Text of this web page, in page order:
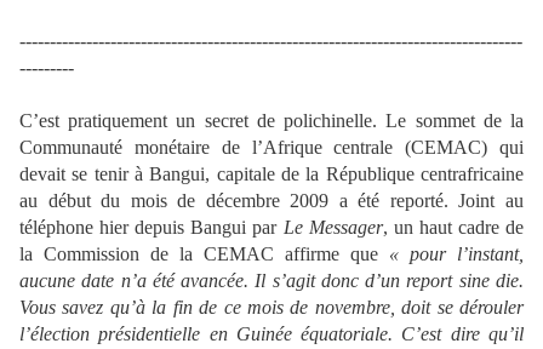
-----------------------------------------------------------------------------------
---------
C’est pratiquement un secret de polichinelle. Le sommet de la
Communauté monétaire de l’Afrique centrale (CEMAC) qui
devait se tenir à Bangui, capitale de la République centrafricaine
au début du mois de décembre 2009 a été reporté. Joint au
téléphone hier depuis Bangui par Le Messager, un haut cadre de
la Commission de la CEMAC affirme que « pour l’instant,
aucune date n’a été avancée. Il s’agit donc d’un report sine die.
Vous savez qu’à la fin de ce mois de novembre, doit se dérouler
l’élection présidentielle en Guinée équatoriale. C’est dire qu’il